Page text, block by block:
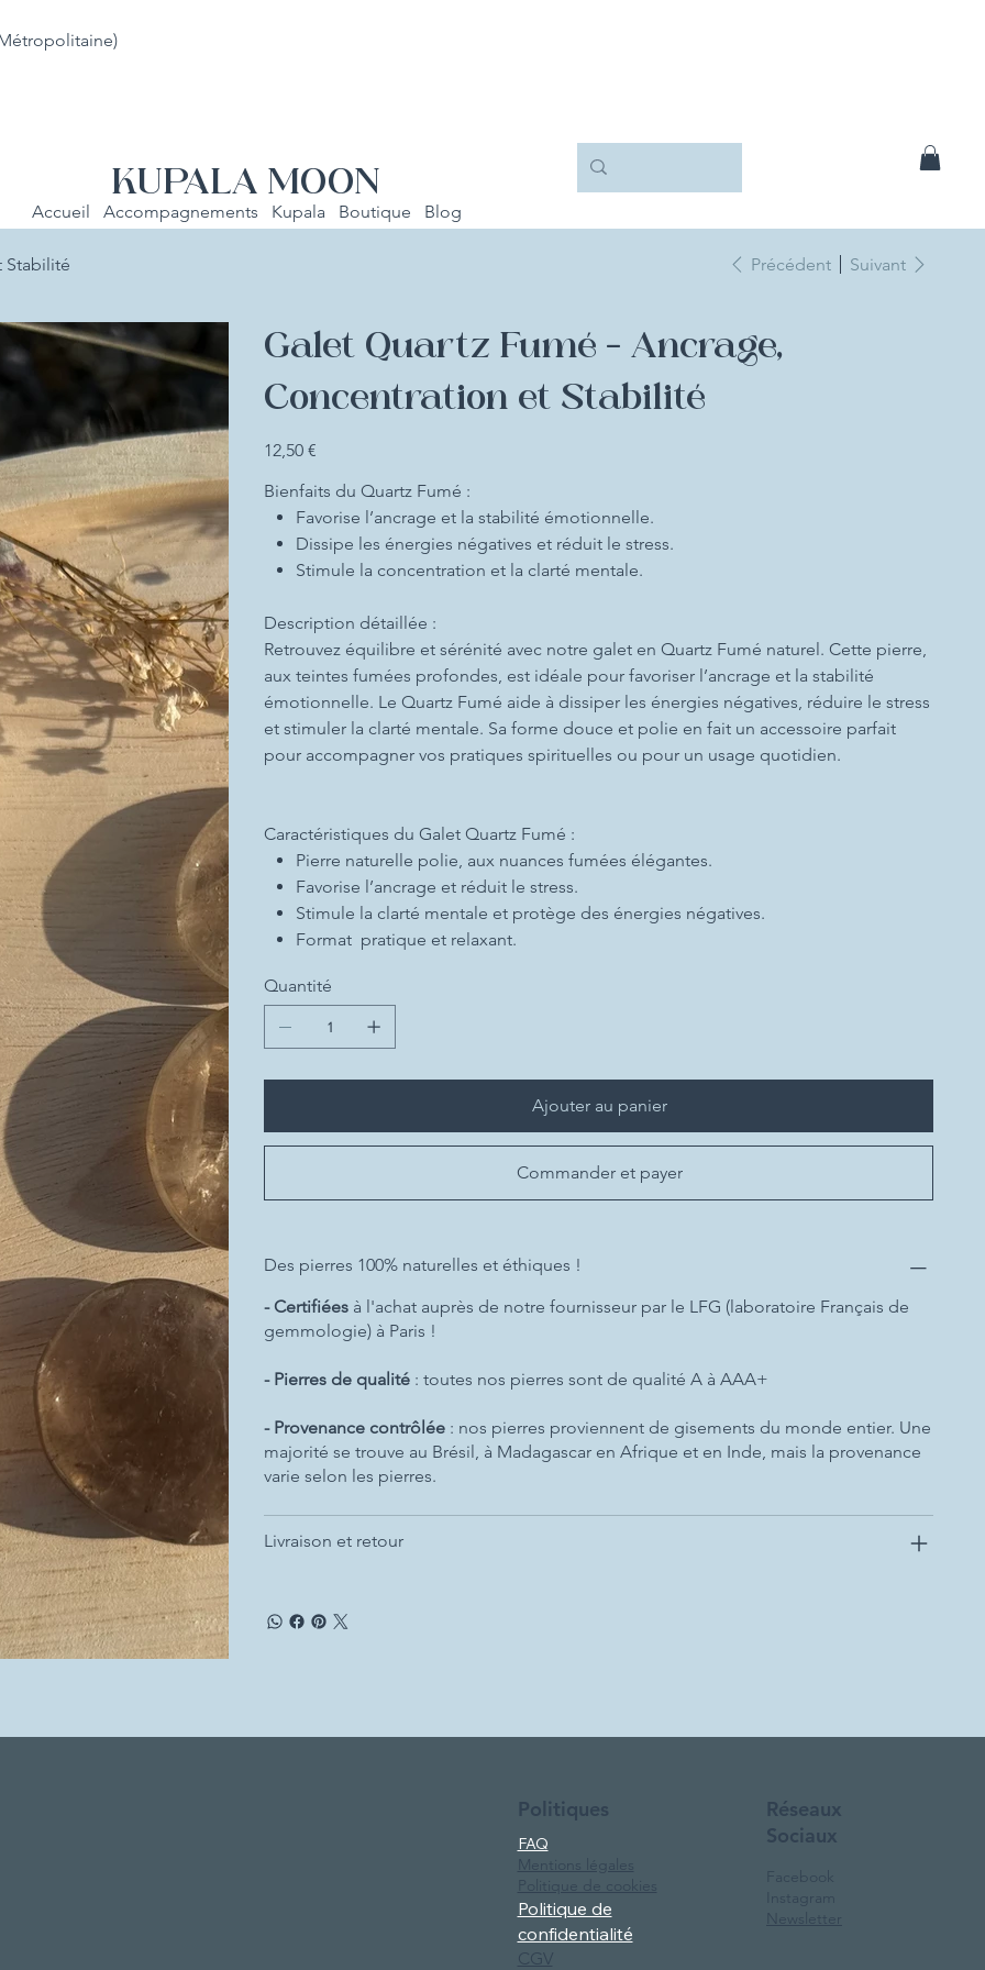
Métropolitaine)
Accueil Accompagnements Kupala Boutique Blog
KUPALA MOON
Stabilité Précédent Suivant
Galet Quartz Fumé - Ancrage,
Concentration et Stabilité
Prix
12,50 €
Bienfaits du Quartz Fumé :
Favorise l’ancrage et la stabilité émotionnelle.
Dissipe les énergies négatives et réduit le stress.
Stimule la concentration et la clarté mentale.
Description détaillée :
Retrouvez équilibre et sérénité avec notre galet en Quartz Fumé naturel. Cette pierre,
aux teintes fumées profondes, est idéale pour favoriser l’ancrage et la stabilité
émotionnelle. Le Quartz Fumé aide à dissiper les énergies négatives, réduire le stress
et stimuler la clarté mentale. Sa forme douce et polie en fait un accessoire parfait
pour accompagner vos pratiques spirituelles ou pour un usage quotidien.
Caractéristiques du Galet Quartz Fumé :
Pierre naturelle polie, aux nuances fumées élégantes.
Favorise l’ancrage et réduit le stress.
Stimule la clarté mentale et protège des énergies négatives.
Format pratique et relaxant.
Quantité
Ajouter au panier
Commander et payer
Des pierres 100% naturelles et éthiques !
- Certifiées à l'achat auprès de notre fournisseur par le LFG (laboratoire Français de
gemmologie) à Paris !
- Pierres de qualité : toutes nos pierres sont de qualité A à AAA+
- Provenance contrôlée : nos pierres proviennent de gisements du monde entier. Une
majorité se trouve au Brésil, à Madagascar en Afrique et en Inde, mais la provenance
varie selon les pierres.
Livraison et retour
Politiques
FAQ
Mentions légales
Politique de cookies
Politique de
confidentialité
CGV
Facebook
Instagram
Newsletter
Réseaux
Sociaux